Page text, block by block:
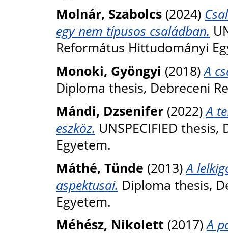
Molnár, Szabolcs (2024)
egy nem típusos családban.
Református Hittudományi
Monoki, Gyöngyi (2018)A
Diploma thesis, Debreceni
Mándi, Dzsenifer (2022)A
eszköz. UNSPECIFIED
Egyetem.
Máthé, Tünde (2013)A
aspektusai. Diploma thesis,
Egyetem.
Méhész, Nikolett (2017)A